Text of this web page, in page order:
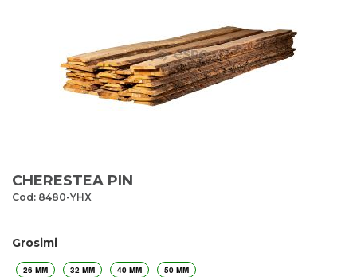
CHERESTEA PIN
Cod: 8480-YHX
Grosimi
26 MM 32 MM 40 MM 50 MM